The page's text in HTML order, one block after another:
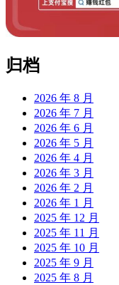
归档
2026 年 8 月
2026 年 7 月
2026 年 6 月
2026 年 5 月
2026 年 4 月
2026 年 3 月
2026 年 2 月
2026 年 1 月
2025 年 12 月
2025 年 11 月
2025 年 10 月
2025 年 9 月
2025 年 8 月